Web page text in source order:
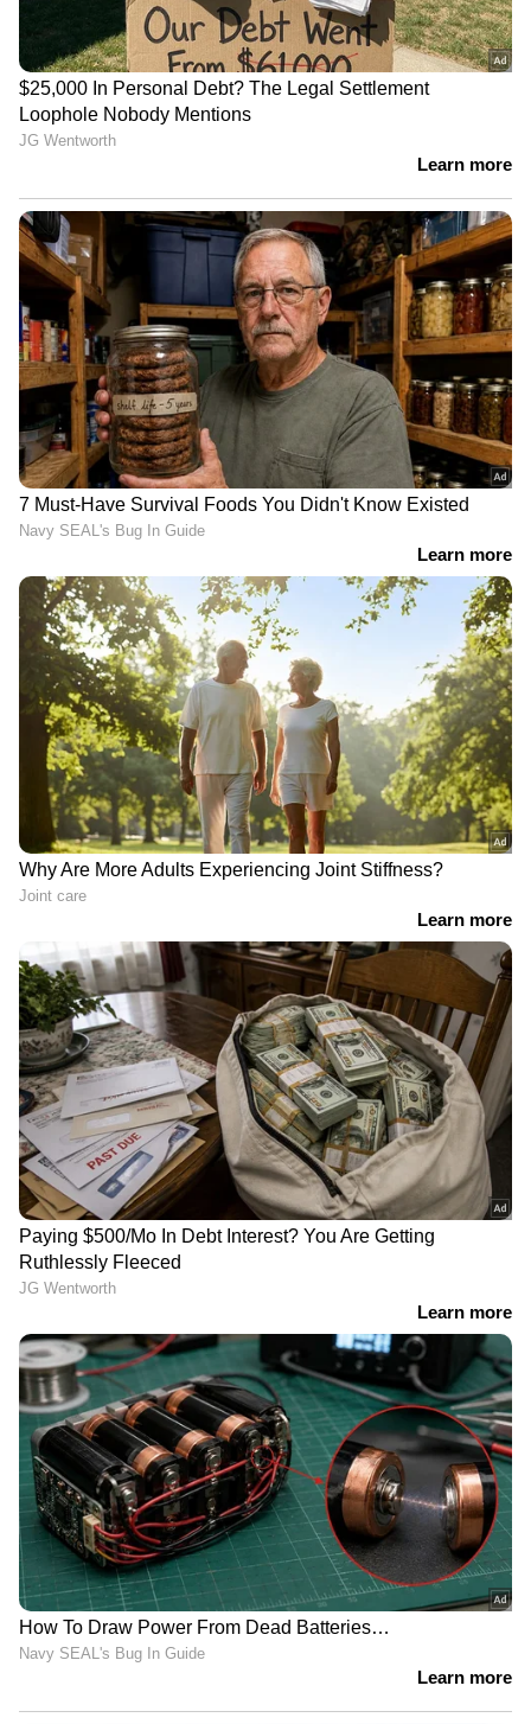
DR 925315
DT 925315
DV 925315
DW 925315
DY 925315
DZ 925315
രണ്ടാം സമ്മാനം - 30 ലക്ഷം രൂപ
DS 877432
മൂന്നാം സമ്മാനം - 5 ലക്ഷം രൂപ
DS 561886
നാലാം സമ്മാനം - 5,000 രൂപ
0342 0807 1362 1878 2467 2897 3350 3499 3682
4337 4357 4412 4587 4992 5760 6703 7094 8712
9108